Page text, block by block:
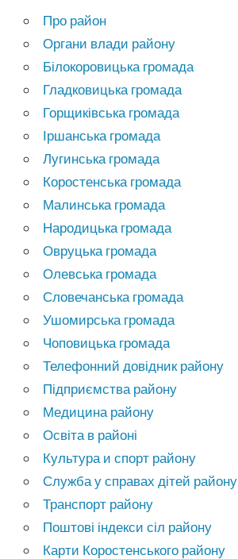
Про район
Органи влади району
Білокоровицька громада
Гладковицька громада
Горщиківська громада
Іршанська громада
Лугинська громада
Коростенська громада
Малинська громада
Народицька громада
Овруцька громада
Олевська громада
Словечанська громада
Ушомирська громада
Чоповицька громада
Телефонний довідник району
Підприємства району
Медицина району
Освіта в районі
Культура и спорт району
Служба у справах дітей району
Транспорт району
Поштові індекси сіл району
Карти Коростенського району